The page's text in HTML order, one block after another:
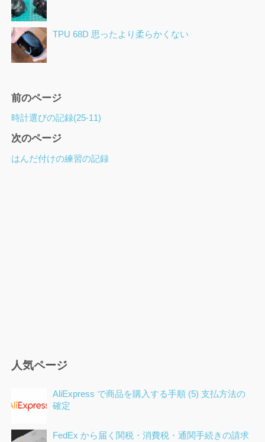
TPU 68D 思ったより柔らかくない
ペ
ー
ジ
ナ
ビ
前のページ
時計選びの記録(25-11)
次のページ
はんだ付けの練習の記録
人気ページ
AliExpress で商品を購入する手順 (5) 支払方法の
確定
FedEx から届く関税・消費税・通関手続きの請求